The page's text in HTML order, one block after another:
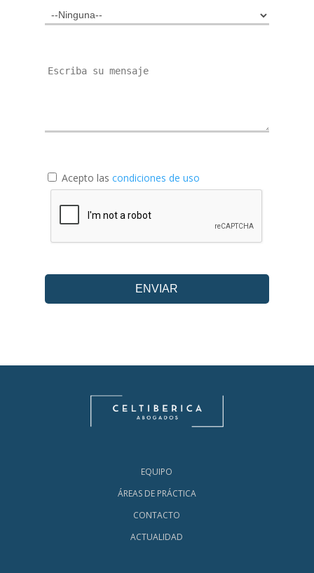
Acepto las condiciones de uso
EQUIPO
ÁREAS DE PRÁCTICA
CONTACTO
ACTUALIDAD